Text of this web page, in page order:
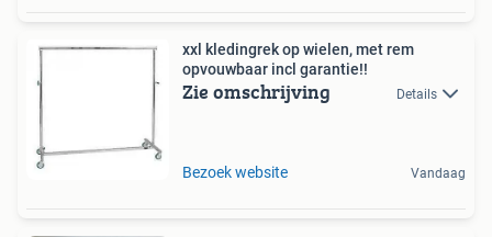
xxl kledingrek op wielen, met rem
opvouwbaar incl garantie!!
Zie omschrijving Details
Bezoek website Vandaag